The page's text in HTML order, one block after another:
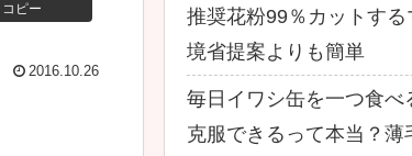
コピー
2016.10.26
推奨花粉99％カットす
境省提案よりも簡単
毎日イワシ缶を一つ食べ
克服できるって本当？薄